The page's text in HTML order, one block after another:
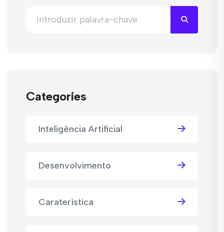
Categories
Inteligência Artificial
Desenvolvimento
Caraterística